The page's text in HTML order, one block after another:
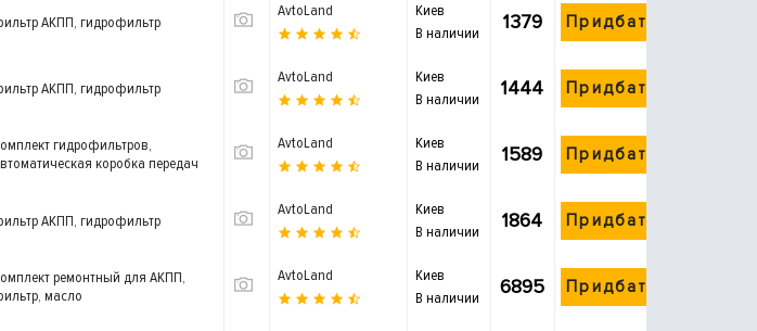
АКПП, гидрофильтр
AvtoLand
Киев
В наличии
1379 Придбати
АКПП, гидрофильтр
AvtoLand
Киев
В наличии
1444 Придбати
гидрофильтров,
коробка передач
AvtoLand
Киев
В наличии
1589 Придбати
АКПП, гидрофильтр
AvtoLand
Киев
В наличии
1864 Придбати
ремонтный для АКПП,
масло
AvtoLand
Киев
В наличии
6895 Придбати